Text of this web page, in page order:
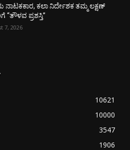
ಕಲಾ ನಿರ್ದೇಶಕ ತಮ್ಮ ಲಕ್ಷಣ್
“ತೌಳವ ಪ್ರಶಸ್ತಿ”
7, 2026
10621
10000
3547
1906